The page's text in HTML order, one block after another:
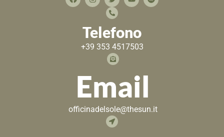
Telefono
+39 353 4517503
Email
officinadelsole@thesun.it